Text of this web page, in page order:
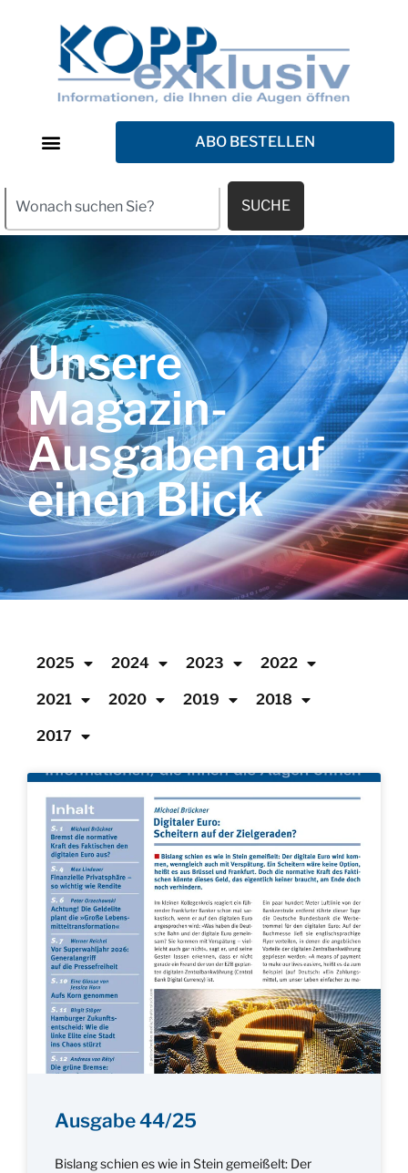
ABO BESTELLEN
SUCHE
Unsere
Magazin-
Ausgaben auf
einen Blick
2025 2024 2023 2022
2021 2020 2019 2018
2017
Ausgabe 44/25
Bislang schien es wie in Stein gemeißelt: Der